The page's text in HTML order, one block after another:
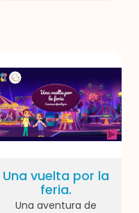
Una vuelta por la
feria.
Una aventura de